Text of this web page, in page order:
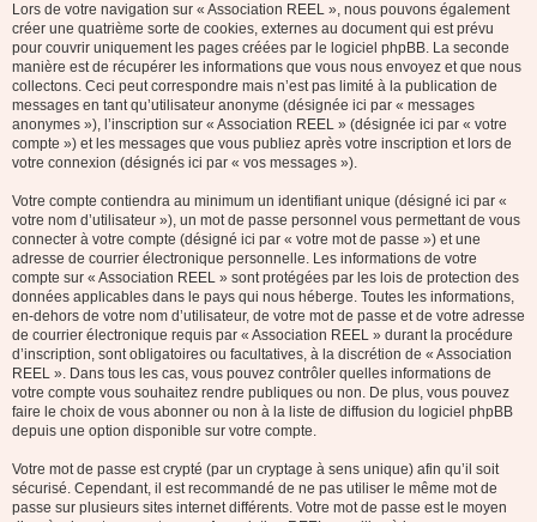
Lors de votre navigation sur « Association REEL », nous pouvons également
créer une quatrième sorte de cookies, externes au document qui est prévu
pour couvrir uniquement les pages créées par le logiciel phpBB. La seconde
manière est de récupérer les informations que vous nous envoyez et que nous
collectons. Ceci peut correspondre mais n’est pas limité à la publication de
messages en tant qu’utilisateur anonyme (désignée ici par « messages
anonymes »), l’inscription sur « Association REEL » (désignée ici par « votre
compte ») et les messages que vous publiez après votre inscription et lors de
votre connexion (désignés ici par « vos messages »).
Votre compte contiendra au minimum un identifiant unique (désigné ici par «
votre nom d’utilisateur »), un mot de passe personnel vous permettant de vous
connecter à votre compte (désigné ici par « votre mot de passe ») et une
adresse de courrier électronique personnelle. Les informations de votre
compte sur « Association REEL » sont protégées par les lois de protection des
données applicables dans le pays qui nous héberge. Toutes les informations,
en-dehors de votre nom d’utilisateur, de votre mot de passe et de votre adresse
de courrier électronique requis par « Association REEL » durant la procédure
d’inscription, sont obligatoires ou facultatives, à la discrétion de « Association
REEL ». Dans tous les cas, vous pouvez contrôler quelles informations de
votre compte vous souhaitez rendre publiques ou non. De plus, vous pouvez
faire le choix de vous abonner ou non à la liste de diffusion du logiciel phpBB
depuis une option disponible sur votre compte.
Votre mot de passe est crypté (par un cryptage à sens unique) afin qu’il soit
sécurisé. Cependant, il est recommandé de ne pas utiliser le même mot de
passe sur plusieurs sites internet différents. Votre mot de passe est le moyen